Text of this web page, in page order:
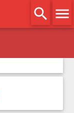
search menu